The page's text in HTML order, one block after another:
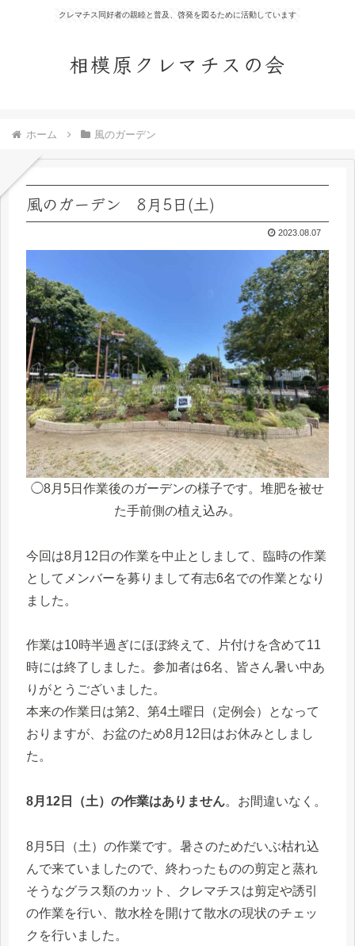
クレマチス同好者の親睦と普及、啓発を図るために活動しています
相模原クレマチスの会
ホーム 風のガーデン
風のガーデン 8月5日(土)
2023.08.07
◯8月5日作業後のガーデンの様子です。堆肥を被せ
た手前側の植え込み。
今回は8月12日の作業を中止としまして、臨時の作業
としてメンバーを募りまして有志6名での作業となり
ました。
作業は10時半過ぎにほぼ終えて、片付けを含めて11
時には終了しました。参加者は6名、皆さん暑い中あ
りがとうございました。
本来の作業日は第2、第4土曜日（定例会）となって
おりますが、お盆のため8月12日はお休みとしまし
た。
8月12日（土）の作業はありません。お間違いなく。
8月5日（土）の作業です。暑さのためだいぶ枯れ込
んで来ていましたので、終わったものの剪定と蒸れ
そうなグラス類のカット、クレマチスは剪定や誘引
の作業を行い、散水栓を開けて散水の現状のチェッ
クを行いました。